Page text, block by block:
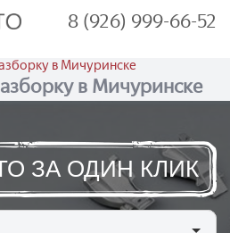
8 (926) 999-66-52
в Мичуринске
в Мичуринске
ЗА ОДИН КЛИК